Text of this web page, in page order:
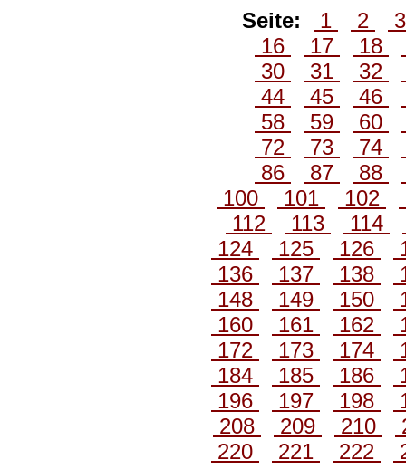
Seite: 1 2
16
17 18
30
31 32
44
45 46
58
59 60
72
73 74
86
87 88
100
101 102
112
113 114
124
125 126
136
137 138
148
149 150
160
161 162
172
173 174
184
185 186
196
197 198
208
209 210
220
221 222